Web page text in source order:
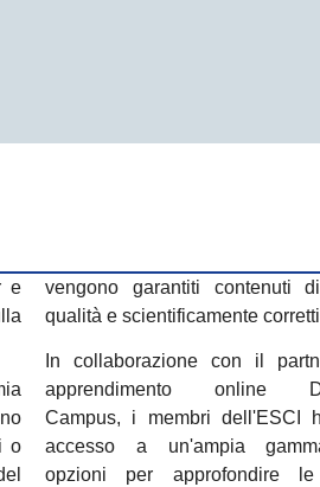
e
o
vengono garantiti contenuti
qualità e scientificamente
In collaborazione con il
apprendimento online
Campus, i membri dell'ESCI
accesso a un'ampia
opzioni per approfondire